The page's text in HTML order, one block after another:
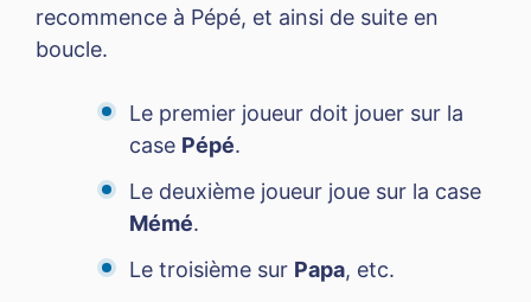
recommence à Pépé, et ainsi de suite en
boucle.
Le premier joueur doit jouer sur la
case Pépé.
Le deuxième joueur joue sur la case
Mémé.
Le troisième sur Papa, etc.